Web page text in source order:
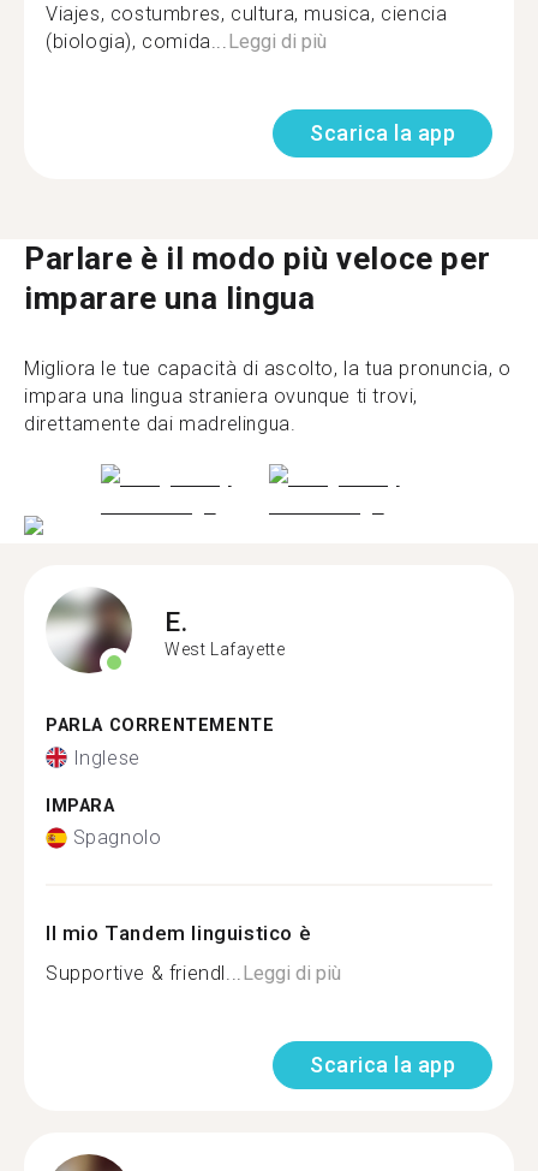
Viajes, costumbres, cultura, musica, ciencia
(biologia), comida... Leggi di più
Scarica la app
Parlare è il modo più veloce per
imparare una lingua
Migliora le tue capacità di ascolto, la tua pronuncia, o
impara una lingua straniera ovunque ti trovi,
direttamente dai madrelingua.
E.
West Lafayette
PARLA CORRENTEMENTE
Inglese
IMPARA
Spagnolo
Il mio Tandem linguistico è
Supportive & friendl...Leggi di più
Scarica la app